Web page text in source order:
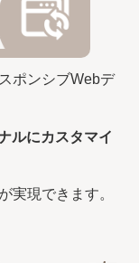
ポンシブWebデ
ルにカスタマイ
実現できます。